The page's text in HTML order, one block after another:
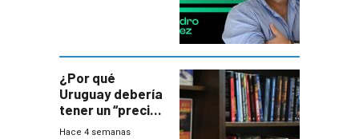
¿Por qué
Uruguay debería
tener un “precio
único” en los
Hace 4 semanas